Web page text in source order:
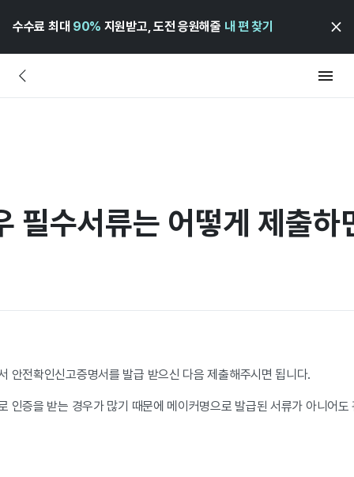
수수료 최대 90% 지원받고, 도전 응원해줄 내 편 찾기
필수서류는 어떻게 제출하
안전확인신고증명서를 발급 받으신 다음 제출해주시면 됩니다.
인증을 받는 경우가 많기 때문에 메이커명으로 발급된 서류가 아니어도